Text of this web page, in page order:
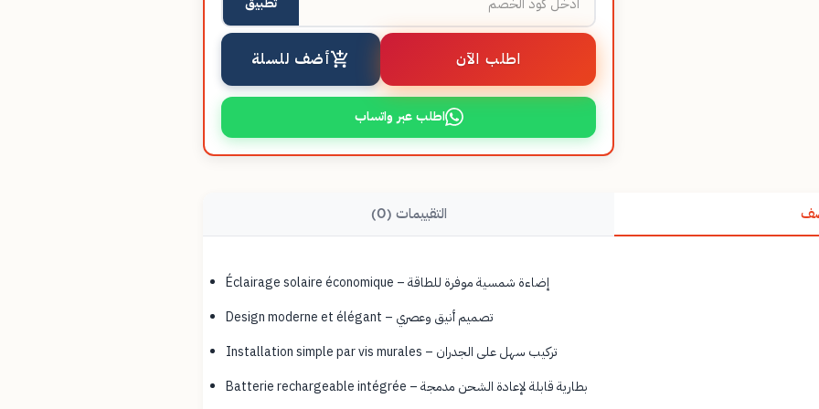
تطبيق
اطلب الآن أضف للسلة
اطلب عبر واتساب
التقييمات (0)
Éclairage solaire économique – إضاءة شمسية موفرة للطاقة
Design moderne et élégant – تصميم أنيق وعصري
Installation simple par vis murales – تركيب سهل على الجدران
Batterie rechargeable intégrée – بطارية قابلة لإعادة الشحن مدمجة